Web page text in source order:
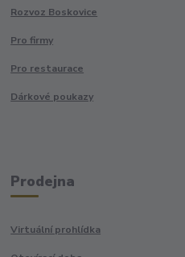
Rozvoz Boskovice
Pro firmy
Pro restaurace
Dárkové poukazy
Prodejna
Virtuální prohlídka